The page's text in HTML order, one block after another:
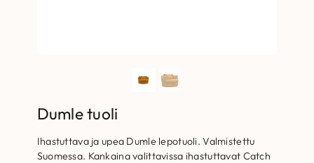
Dumle tuoli
Ihastuttava ja upea Dumle lepotuoli. Valmistettu
Suomessa. Kankaina valittavissa ihastuttavat Catch